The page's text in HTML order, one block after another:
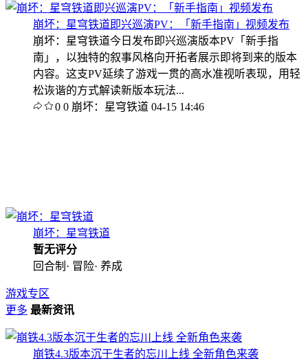
崩坏：星穹铁道即兴巡演PV：「新手指南」视频发布
崩坏：星穹铁道今日发布即兴巡演版本PV「新手指
南」，以独特的叙事风格向开拓者展示即将到来的版本
内容。这支PV延续了游戏一贯的高水准视听表现，用轻
松诙谐的方式解读新版本玩法...
0 0 崩坏：星穹铁道 04-15 14:46
崩坏：星穹铁道
暂无评分
回合制· 冒险· 养成
游戏专区
更多 最新资讯
崩铁4.3版本沉于生者的忘川上线 全新角色来袭